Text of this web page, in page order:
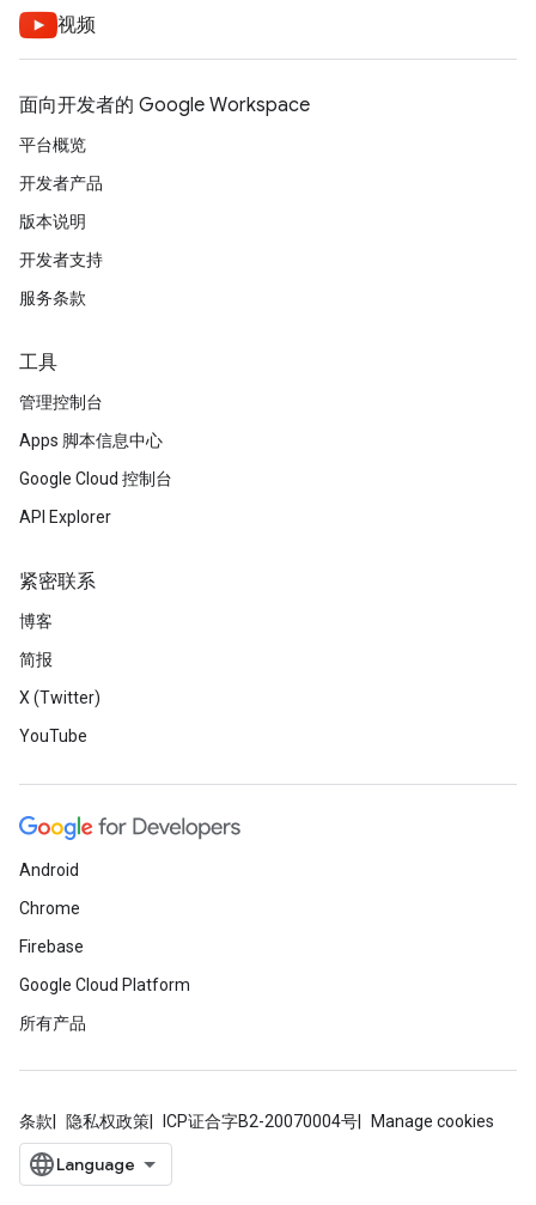
视频
面向开发者的 Google Workspace
平台概览
开发者产品
版本说明
开发者支持
服务条款
工具
管理控制台
Apps 脚本信息中心
Google Cloud 控制台
API Explorer
紧密联系
博客
简报
X (Twitter)
YouTube
Android
Chrome
Firebase
Google Cloud Platform
所有产品
条款 隐私权政策 ICP证合字B2-20070004号 Manage cookies